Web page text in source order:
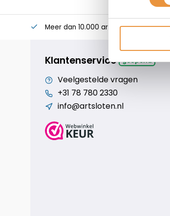
Meer dan 10.000 artikelen
Klantenservice geopend
Veelgestelde vragen
+31 78 780 2330
info@artsloten.nl